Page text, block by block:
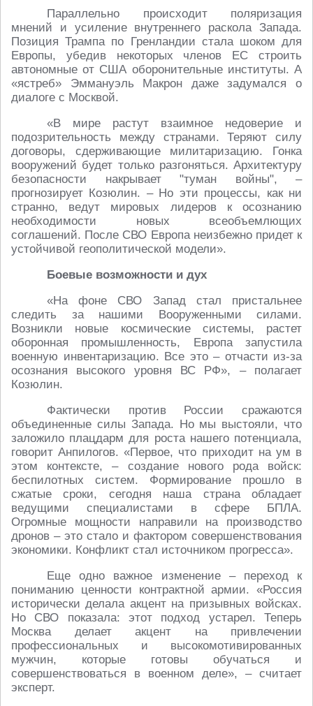
Параллельно происходит поляризация
мнений и усиление внутреннего раскола Запада.
Позиция Трампа по Гренландии стала шоком для
Европы, убедив некоторых членов ЕС строить
автономные от США оборонительные институты. А
«ястреб» Эммануэль Макрон даже задумался о
диалоге с Москвой.
«В мире растут взаимное недоверие и
подозрительность между странами. Теряют силу
договоры, сдерживающие милитаризацию. Гонка
вооружений будет только разгоняться. Архитектуру
безопасности накрывает "туман войны", –
прогнозирует Козюлин. – Но эти процессы, как ни
странно, ведут мировых лидеров к осознанию
необходимости новых всеобъемлющих
соглашений. После СВО Европа неизбежно придет к
устойчивой геополитической модели».
Боевые возможности и дух
«На фоне СВО Запад стал пристальнее
следить за нашими Вооруженными силами.
Возникли новые космические системы, растет
оборонная промышленность, Европа запустила
военную инвентаризацию. Все это – отчасти из-за
осознания высокого уровня ВС РФ», – полагает
Козюлин.
Фактически против России сражаются
объединенные силы Запада. Но мы выстояли, что
заложило плацдарм для роста нашего потенциала,
говорит Анпилогов. «Первое, что приходит на ум в
этом контексте, – создание нового рода войск:
беспилотных систем. Формирование прошло в
сжатые сроки, сегодня наша страна обладает
ведущими специалистами в сфере БПЛА.
Огромные мощности направили на производство
дронов – это стало и фактором совершенствования
экономики. Конфликт стал источником прогресса».
Еще одно важное изменение – переход к
пониманию ценности контрактной армии. «Россия
исторически делала акцент на призывных войсках.
Но СВО показала: этот подход устарел. Теперь
Москва делает акцент на привлечении
профессиональных и высокомотивированных
мужчин, которые готовы обучаться и
совершенствоваться в военном деле», – считает
эксперт.